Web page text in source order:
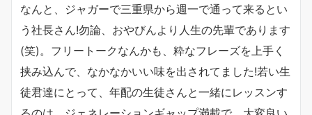
なんと、ジャガーで三重県から週一で通って来るとい
う社長さん!勿論、おやびんより人生の先輩であります
(笑)。フリートークなんかも、粋なフレーズを上手く
挟み込んで、なかなかいい味を出されてました!若い生
徒君達にとって、年配の生徒さんと一緒にレッスンす